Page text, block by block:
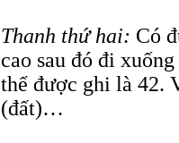
Thanh thứ hai: Có
cao sau đó đi
thể được ghi là 42.
(đất)…